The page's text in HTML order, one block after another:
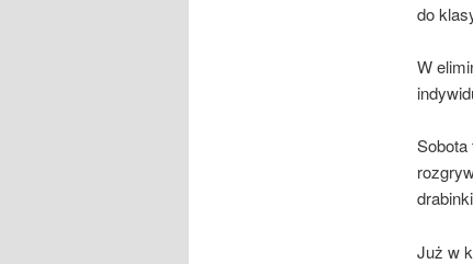
do
W
Sobota
Już w